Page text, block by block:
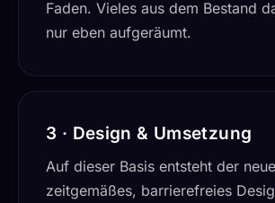
Faden. Vieles aus dem Bestand
nur eben aufgeräumt.
3 · Design & Umsetzung
Auf dieser Basis entsteht der
zeitgemäßes, barrierefreies